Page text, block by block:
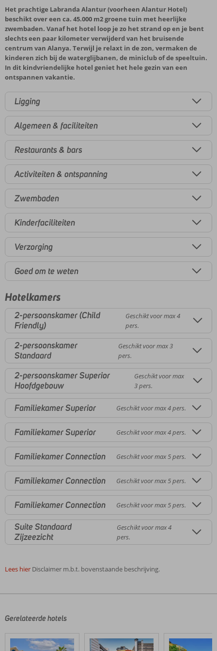
Het prachtige Labranda Alantur (voorheen Alantur Hotel)
beschikt over een ca. 45.000 m2 groene tuin met heerlijke
zwembaden. Vanaf het hotel loop je zo het strand op en je bent
slechts een paar kilometer verwijderd van het bruisende
centrum van Alanya. Terwijl je relaxt in de zon, vermaken de
kinderen zich bij de waterglijbanen, de miniclub of de speeltuin.
In dit kindvriendelijke hotel geniet het hele gezin van een
ontspannen vakantie.
Ligging
Algemeen & faciliteiten
Restaurants & bars
Activiteiten & ontspanning
Zwembaden
Kinderfaciliteiten
Verzorging
Goed om te weten
Hotelkamers
2-persoonskamer (Child
Friendly)
Geschikt voor max 4
pers.
2-persoonskamer
Standaard
Geschikt voor max 3
pers.
2-persoonskamer Superior
Hoofdgebouw
Geschikt voor max
3 pers.
Familiekamer Superior Geschikt voor max 4 pers.
Familiekamer Superior Geschikt voor max 4 pers.
Familiekamer Connection Geschikt voor max 5 pers.
Familiekamer Connection Geschikt voor max 5 pers.
Familiekamer Connection Geschikt voor max 5 pers.
Suite Standaard
Zijzeezicht
Geschikt voor max 4
pers.
Lees hier Disclaimer m.b.t. bovenstaande beschrijving.
door
klanten
geschreven
Gerelateerde hotels